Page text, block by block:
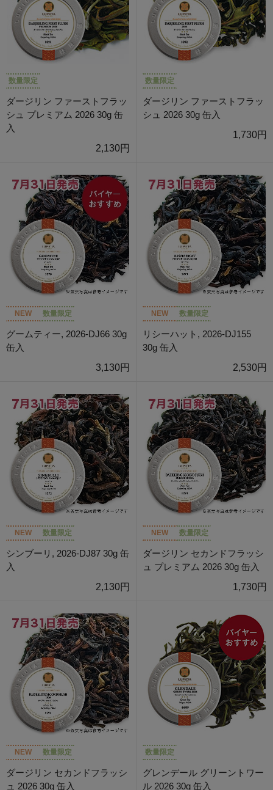
数量限定
ダージリン ファーストフラッ
シュ プレミアム 2026 30g 缶
入
2,130円
数量限定
ダージリン ファーストフラッ
シュ 2026 30g 缶入
1,730円
NEW 数量限定
グームティー, 2026-DJ66 30g
缶入
3,130円
NEW 数量限定
リシーハット, 2026-DJ155
30g 缶入
2,530円
NEW 数量限定
シンブーリ, 2026-DJ87 30g 缶
入
2,130円
NEW 数量限定
ダージリン セカンドフラッシ
ュ プレミアム 2026 30g 缶入
1,730円
NEW 数量限定
ダージリン セカンドフラッシ
ュ 2026 30g 缶入
数量限定
グレンデール グリーントワー
ル 2026 30g 缶入